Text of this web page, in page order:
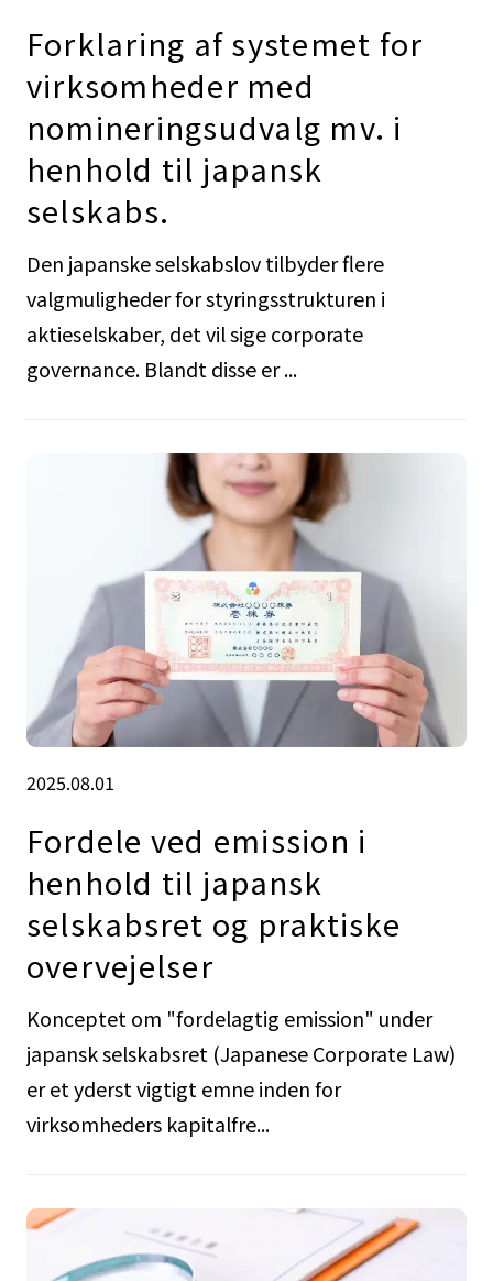
Forklaring af systemet for
virksomheder med
nomineringsudvalg mv. i
henhold til japansk
selskabs.
Den japanske selskabslov tilbyder flere
valgmuligheder for styringsstrukturen i
aktieselskaber, det vil sige corporate
governance. Blandt disse er ...
2025.08.01
Fordele ved emission i
henhold til japansk
selskabsret og praktiske
overvejelser
Konceptet om "fordelagtig emission" under
japansk selskabsret (Japanese Corporate Law)
er et yderst vigtigt emne inden for
virksomheders kapitalfre...